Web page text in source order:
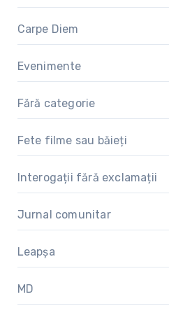
Carpe Diem
Evenimente
Fără categorie
Fete filme sau băieți
Interogații fără exclamații
Jurnal comunitar
Leapșa
MD